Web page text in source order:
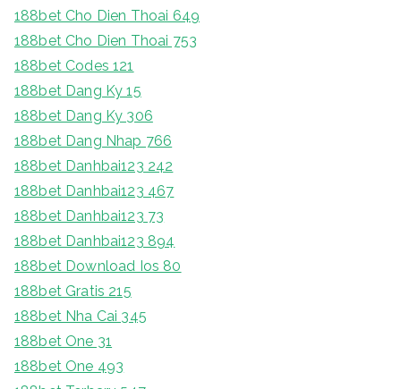
188bet Cho Dien Thoai 649
188bet Cho Dien Thoai 753
188bet Codes 121
188bet Dang Ky 15
188bet Dang Ky 306
188bet Dang Nhap 766
188bet Danhbai123 242
188bet Danhbai123 467
188bet Danhbai123 73
188bet Danhbai123 894
188bet Download Ios 80
188bet Gratis 215
188bet Nha Cai 345
188bet One 31
188bet One 493